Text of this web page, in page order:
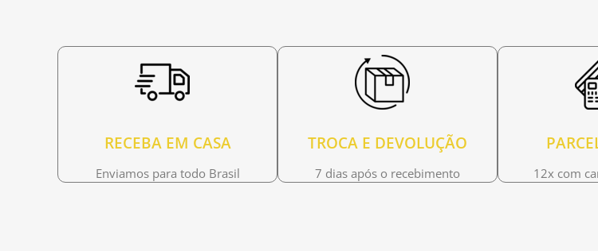
RECEBA EM CASA
Enviamos para todo Brasil
TROCA E DEVOLUÇÃO
7 dias após o recebimento 12x com